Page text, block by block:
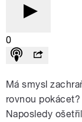
0
Má smysl
rovnou
Naposledy